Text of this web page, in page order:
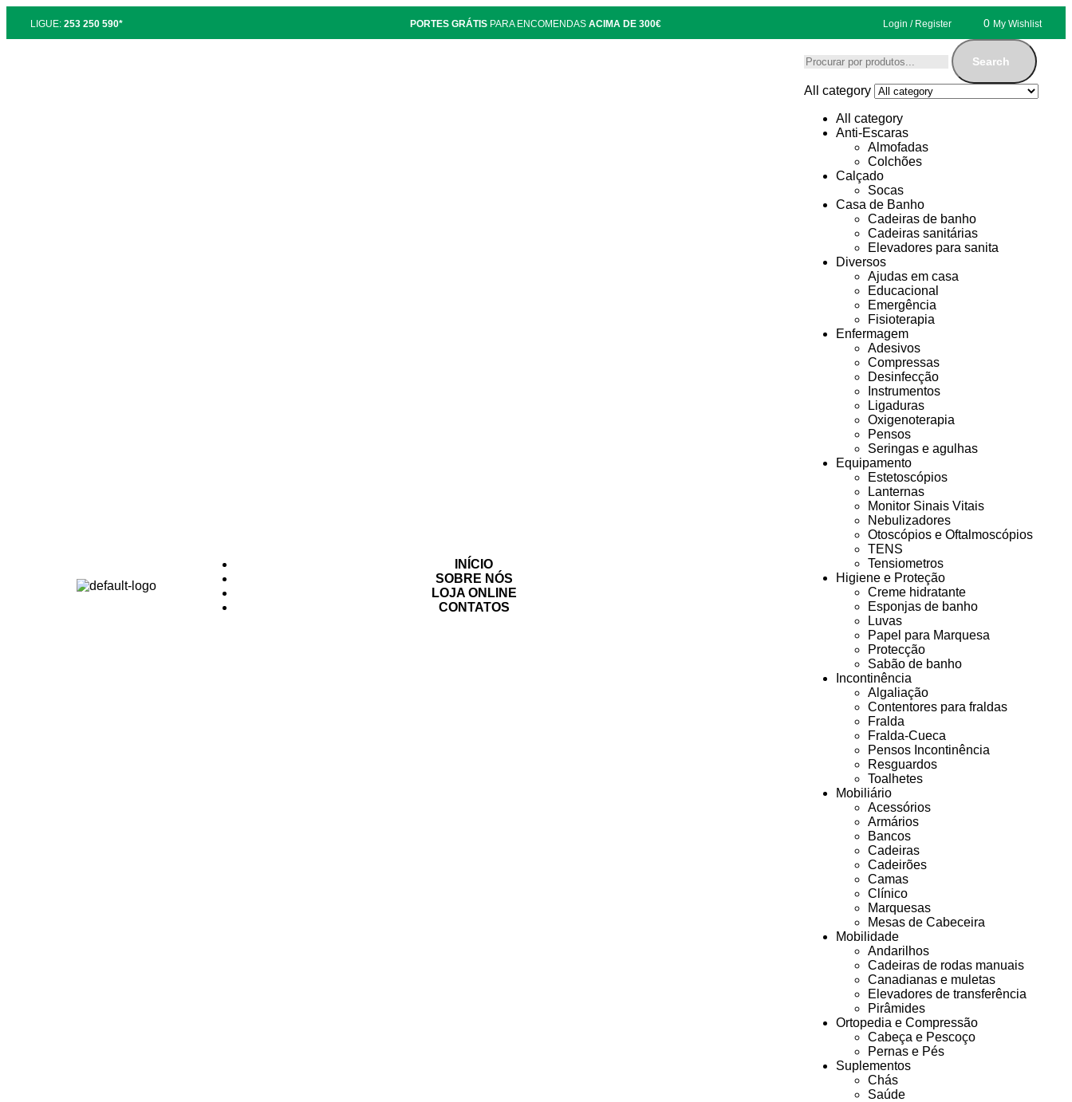
LIGUE: 253 250 590* PORTES GRÁTIS PARA ENCOMENDASACIMA DE 300€ Login / Register 0 My Wishlist
INÍCIO
SOBRE NÓS
LOJA ONLINE
CONTATOS
Search
All category
All category
Anti-Escaras
Almofadas
Colchões
Calçado
Socas
Casa de Banho
Cadeiras de banho
Cadeiras sanitárias
Elevadores para sanita
Diversos
Ajudas em casa
Educacional
Emergência
Fisioterapia
Enfermagem
Adesivos
Compressas
Desinfecção
Instrumentos
Ligaduras
Oxigenoterapia
Pensos
Seringas e agulhas
Equipamento
Estetoscópios
Lanternas
Monitor Sinais Vitais
Nebulizadores
Otoscópios e Oftalmoscópios
TENS
Tensiometros
Higiene e Proteção
Creme hidratante
Esponjas de banho
Luvas
Papel para Marquesa
Protecção
Sabão de banho
Incontinência
Algaliação
Contentores para fraldas
Fralda
Fralda-Cueca
Pensos Incontinência
Resguardos
Toalhetes
Mobiliário
Acessórios
Armários
Bancos
Cadeiras
Cadeirões
Camas
Clínico
Marquesas
Mesas de Cabeceira
Mobilidade
Andarilhos
Cadeiras de rodas manuais
Canadianas e muletas
Elevadores de transferência
Pirâmides
Ortopedia e Compressão
Cabeça e Pescoço
Pernas e Pés
Suplementos
Chás
Saúde